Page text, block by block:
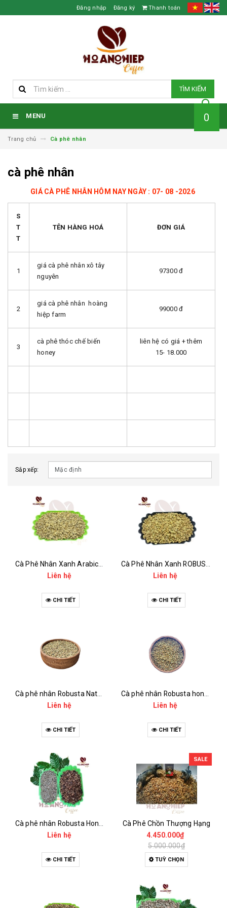
Đăng nhập Đăng ký Thanh toán
TÌM KIẾM
MENU 0
Trang chủ Cà phê nhân
cà phê nhân
GIÁ CÀ PHÊ NHÂN HÔM NAY NGÀY : 07- 08 -2026
S
T
T
TÊN HÀNG HOÁ ĐƠN GIÁ
1
giá cà phê nhân xô tây
nguyên
97300 đ
2
giá cà phê nhân hoàng
hiệp farm
99000 đ
3
cà phê thóc chế biến
honey
liên hệ có giá + thêm
15- 18.000
Sắp xếp:
Liên hệ
CHI TIẾT
Liên hệ
CHI TIẾT
Liên hệ
CHI TIẾT
Liên hệ
CHI TIẾT
Liên hệ
CHI TIẾT
SALE
Cà Phê Chồn Thượng Hạng
4.450.000₫
5.000.000₫
TUỲ CHỌN